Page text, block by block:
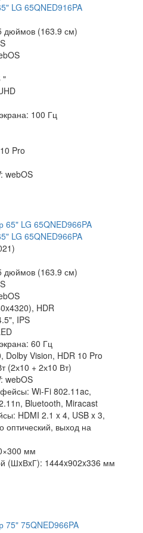
LG 65QNED916PA
дюймов (163.9 см)
"
100 Гц
Pro
webOS
LG 65QNED966PA
дюймов (163.9 см)
HDR
IPS
60 Гц
Dolby Vision, HDR 10 Pro
(2х10 + 2х10 Вт)
webOS
Wi-Fi 802.11ac,
Bluetooth, Miracast
HDMI 2.1 x 4, USB x 3,
оптический, выход на
мм
(ШxВxГ): 1444x902x336 мм